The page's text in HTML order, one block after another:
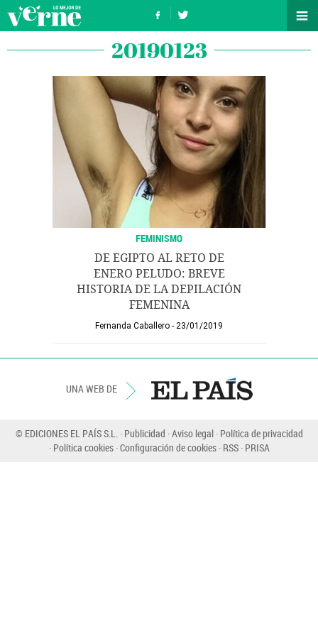
20190123
FEMINISMO
DE EGIPTO AL RETO DE
ENERO PELUDO: BREVE
HISTORIA DE LA DEPILACIÓN
FEMENINA
Fernanda Caballero 23/01/2019
UNA WEB DE
© EDICIONES EL PAÍS S.L. Publicidad Aviso legal Política de privacidad
Política cookies Configuración de cookies RSS PRISA